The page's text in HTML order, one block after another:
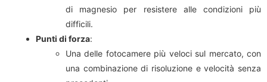
di magnesio per resistere alle condizioni più
difficili.
Punti di forza:
Una delle fotocamere più veloci sul mercato, con
una combinazione di risoluzione e velocità senza